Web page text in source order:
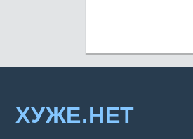
ХУЖЕ.НЕТ